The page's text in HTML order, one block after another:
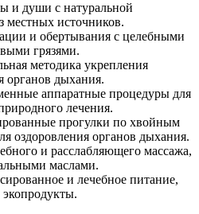
и души с натуральной
местных источников.
и обертывания с целебными
грязями.
методика укрепления
органов дыхания.
аппаратные процедуры для
лечения.
прогулки по хвойным
оздоровления органов дыхания.
и расслабляющего массажа,
маслами.
и лечебное питание,